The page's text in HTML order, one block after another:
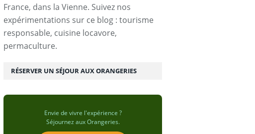
France, dans la Vienne. Suivez nos
expérimentations sur ce blog : tourisme
responsable, cuisine locavore,
permaculture.
RÉSERVER UN SÉJOUR AUX ORANGERIES
Envie de vivre l'expérience ?
Séjournez aux Orangeries.